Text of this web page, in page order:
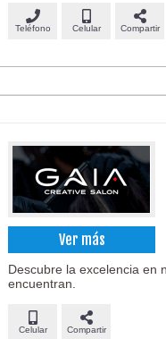
Teléfono Celular Compartir
Ver más
Descubre la excelencia en
encuentran.
Celular Compartir